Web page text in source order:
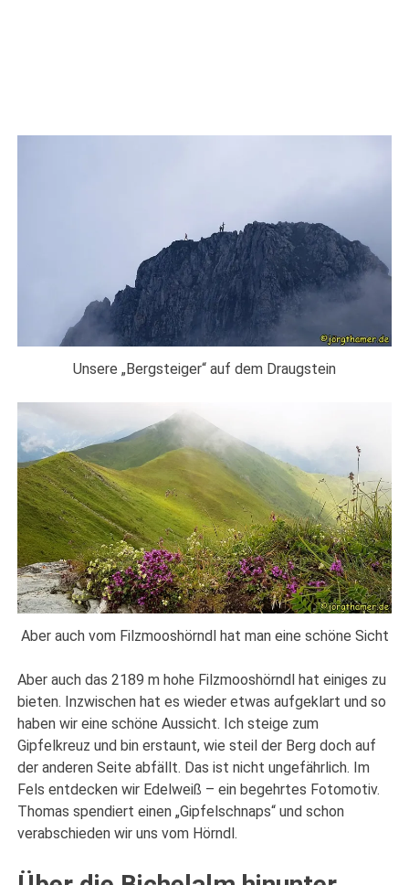
Unsere „Bergsteiger“ auf dem Draugstein
Aber auch vom Filzmooshörndl hat man eine schöne Sicht
Aber auch das 2189 m hohe Filzmooshörndl hat einiges zu
bieten. Inzwischen hat es wieder etwas aufgeklart und so
haben wir eine schöne Aussicht. Ich steige zum
Gipfelkreuz und bin erstaunt, wie steil der Berg doch auf
der anderen Seite abfällt. Das ist nicht ungefährlich. Im
Fels entdecken wir Edelweiß – ein begehrtes Fotomotiv.
Thomas spendiert einen „Gipfelschnaps“ und schon
verabschieden wir uns vom Hörndl.